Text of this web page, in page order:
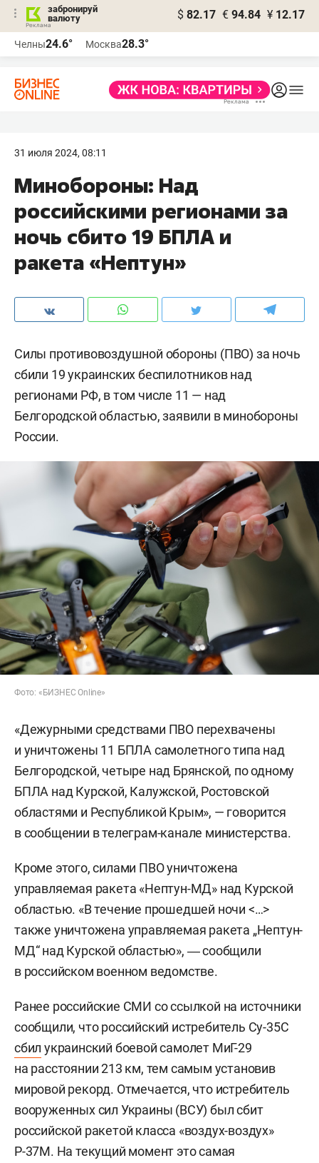
забронируй
валюту
$ 82.17 € 94.84 ¥ 12.17
Челны24.6° Москва28.3°
31 июля 2024, 08:11
Минобороны: Над
российскими регионами за
ночь сбито 19 БПЛА и
ракета «Нептун»
Силы противовоздушной обороны (ПВО) за ночь
сбили 19 украинских беспилотников над
регионами РФ, в том числе 11 — над
Белгородской областью, заявили в минобороны
России.
Фото: «БИЗНЕС Online»
«Дежурными средствами ПВО перехвачены
и уничтожены 11 БПЛА самолетного типа над
Белгородской, четыре над Брянской, по одному
БПЛА над Курской, Калужской, Ростовской
областями и Республикой Крым», — говорится
в сообщении в телеграм-канале министерства.
Кроме этого, силами ПВО уничтожена
управляемая ракета «Нептун-МД» над Курской
областью. «В течение прошедшей ночи <…>
также уничтожена управляемая ракета „Нептун-
МД“ над Курской областью», ― сообщили
в российском военном ведомстве.
Ранее российские СМИ со ссылкой на источники
сообщили, что российский истребитель Су-35С
сбил украинский боевой самолет МиГ-29
на расстоянии 213 км, тем самым установив
мировой рекорд. Отмечается, что истребитель
вооруженных сил Украины (ВСУ) был сбит
российской ракетой класса «воздух-воздух»
Р-37М. На текущий момент это самая